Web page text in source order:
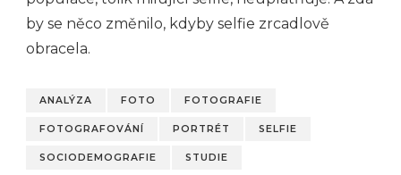
by se něco změnilo, kdyby selfie zrcadlově
obracela.
ANALÝZA FOTO FOTOGRAFIE
FOTOGRAFOVÁNÍ PORTRÉT SELFIE
SOCIODEMOGRAFIE STUDIE